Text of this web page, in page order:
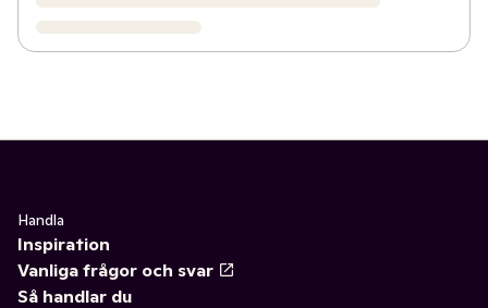
Handla
Inspiration
Vanliga frågor och svar
Så handlar du